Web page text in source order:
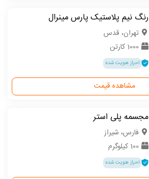
رنگ نیم پلاستیک پارس مینرال
تهران، قدس
1000 کارتن
احراز هویت شده
مشاهده قیمت
مجسمه پلی استر
فارس، شیراز
100 کیلوگرم
احراز هویت شده